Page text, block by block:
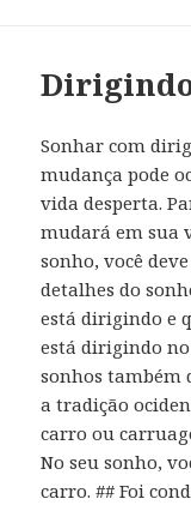
Sonhar com
mudança pode
vida desperta.
mudará em sua
sonho, você
detalhes do
está dirigindo e
está dirigindo
sonhos também
a tradição
carro ou
No seu sonho,
carro. ## Foi